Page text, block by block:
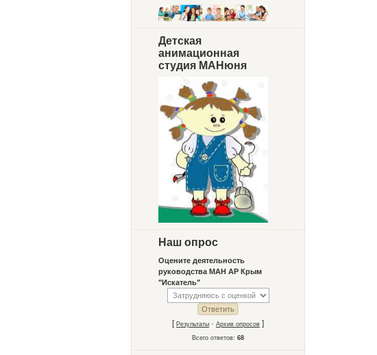
Детская
анимационная
студия МАНюня
Наш опрос
Оцените деятельность
руководства МАН АР Крым
"Искатель"
[ Результаты · Архив опросов ]
Всего ответов: 68